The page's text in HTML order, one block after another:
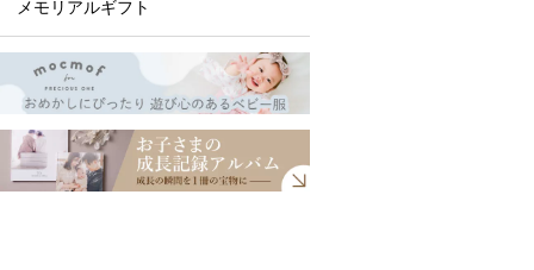
メモリアルギフト